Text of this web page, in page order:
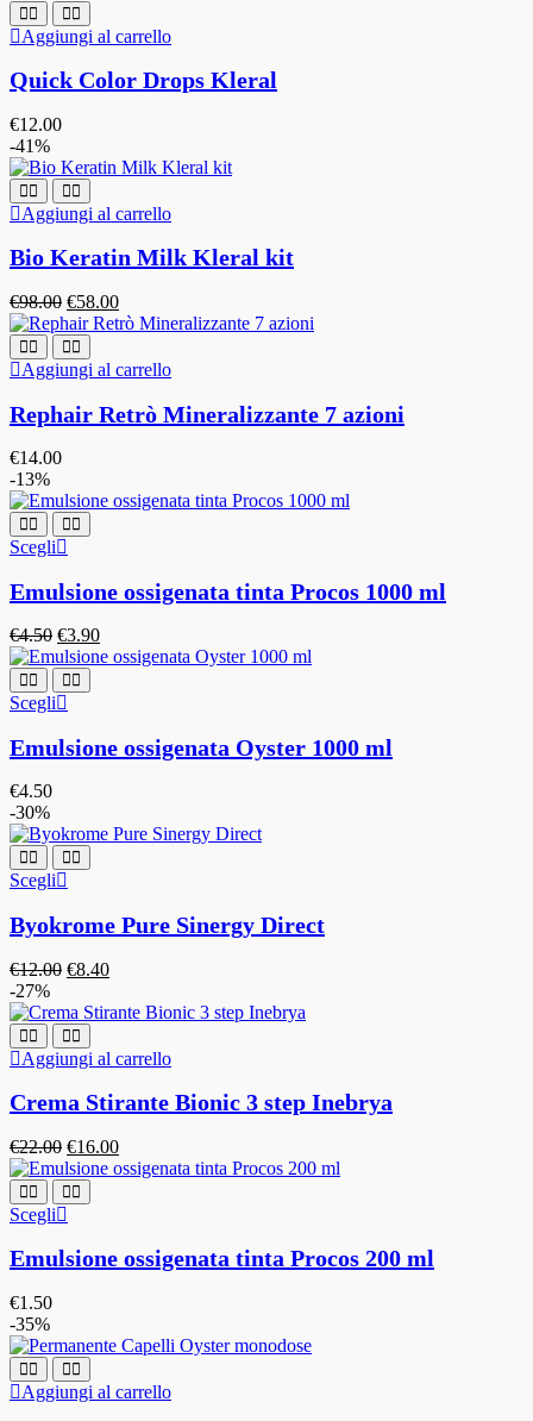
Aggiungi al carrello
Quick Color Drops Kleral
€12.00
-41%
Aggiungi al carrello
Bio Keratin Milk Kleral kit
€98.00 €58.00
Aggiungi al carrello
Rephair Retrò Mineralizzante 7 azioni
€14.00
-13%
Scegli
Emulsione ossigenata tinta Procos 1000 ml
€4.50 €3.90
Scegli
Emulsione ossigenata Oyster 1000 ml
€4.50
-30%
Scegli
Byokrome Pure Sinergy Direct
€12.00 €8.40
-27%
Aggiungi al carrello
Crema Stirante Bionic 3 step Inebrya
€22.00 €16.00
Scegli
Emulsione ossigenata tinta Procos 200 ml
€1.50
-35%
Aggiungi al carrello